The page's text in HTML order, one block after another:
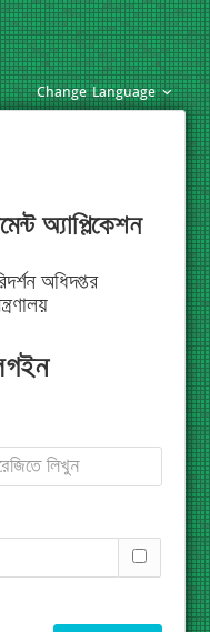
Change Language
অ্যাপ্লিকেশন
অধিদপ্তর